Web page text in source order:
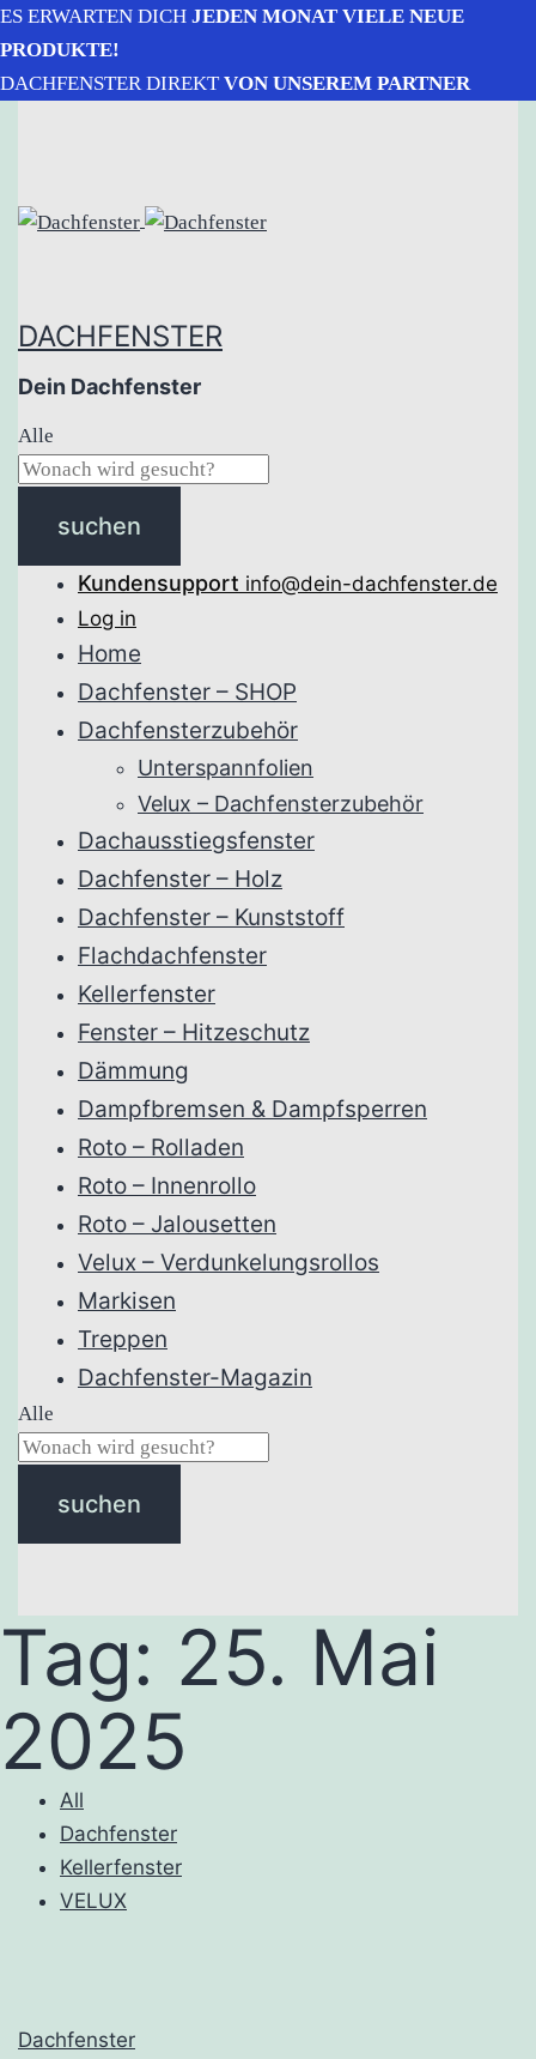
ES ERWARTEN DICH JEDEN MONAT VIELE NEUE
PRODUKTE!
DACHFENSTER DIREKTVON UNSEREM PARTNER
DACHFENSTER
Dein Dachfenster
Alle
suchen
Kundensupport info@dein-dachfenster.de
Log in
Home
Dachfenster – SHOP
Dachfensterzubehör
Unterspannfolien
Velux – Dachfensterzubehör
Dachausstiegsfenster
Dachfenster – Holz
Dachfenster – Kunststoff
Flachdachfenster
Kellerfenster
Fenster – Hitzeschutz
Dämmung
Dampfbremsen & Dampfsperren
Roto – Rolladen
Roto – Innenrollo
Roto – Jalousetten
Velux – Verdunkelungsrollos
Markisen
Treppen
Dachfenster-Magazin
Alle
suchen
Tag: 25. Mai
2025
All
Dachfenster
Kellerfenster
VELUX
Dachfenster